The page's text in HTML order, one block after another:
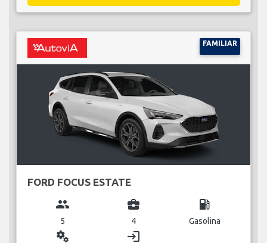
FAMILIAR
FORD FOCUS ESTATE
group
5
business_center
4
local_gas_station
Gasolina
miscellaneous_services login